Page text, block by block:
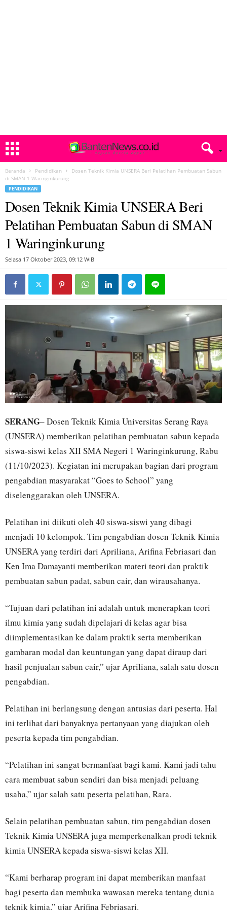
Beranda Pendidikan
Dosen Teknik Kimia UNSERA Beri Pelatihan Pembuatan Sabun
di SMAN 1 Waringinkurung
PENDIDIKAN
Dosen Teknik Kimia UNSERA Beri
Pelatihan Pembuatan Sabun di SMAN
1 Waringinkurung
Selasa 17 Oktober 2023, 09:12 WIB
SERANG– Dosen Teknik Kimia Universitas Serang Raya
(UNSERA) memberikan pelatihan pembuatan sabun kepada
siswa-siswi kelas XII SMA Negeri 1 Waringinkurung, Rabu
(11/10/2023). Kegiatan ini merupakan bagian dari program
pengabdian masyarakat “Goes to School” yang
diselenggarakan oleh UNSERA.
Pelatihan ini diikuti oleh 40 siswa-siswi yang dibagi
menjadi 10 kelompok. Tim pengabdian dosen Teknik Kimia
UNSERA yang terdiri dari Apriliana, Arifina Febriasari dan
Ken Ima Damayanti memberikan materi teori dan praktik
pembuatan sabun padat, sabun cair, dan wirausahanya.
“Tujuan dari pelatihan ini adalah untuk menerapkan teori
ilmu kimia yang sudah dipelajari di kelas agar bisa
diimplementasikan ke dalam praktik serta memberikan
gambaran modal dan keuntungan yang dapat diraup dari
hasil penjualan sabun cair,” ujar Apriliana, salah satu dosen
pengabdian.
Pelatihan ini berlangsung dengan antusias dari peserta. Hal
ini terlihat dari banyaknya pertanyaan yang diajukan oleh
peserta kepada tim pengabdian.
“Pelatihan ini sangat bermanfaat bagi kami. Kami jadi tahu
cara membuat sabun sendiri dan bisa menjadi peluang
usaha,” ujar salah satu peserta pelatihan, Rara.
Selain pelatihan pembuatan sabun, tim pengabdian dosen
Teknik Kimia UNSERA juga memperkenalkan prodi teknik
kimia UNSERA kepada siswa-siswi kelas XII.
“Kami berharap program ini dapat memberikan manfaat
bagi peserta dan membuka wawasan mereka tentang dunia
teknik kimia,” ujar Arifina Febriasari.